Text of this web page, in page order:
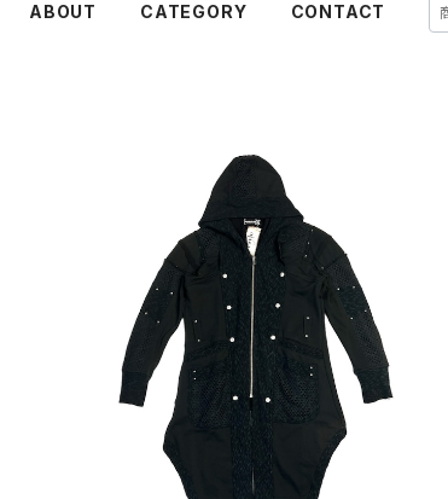
ABOUT CATEGORY CONTACT
【PSYLO】コート＊New Steamed Coat
¥12,400